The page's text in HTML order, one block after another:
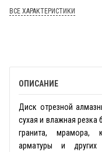
ВСЕ ХАРАКТЕРИСТИКИ
ОПИСАНИЕ
Диск отрезной
сухая и влажная резка
гранита, мрамора,
арматуры и других